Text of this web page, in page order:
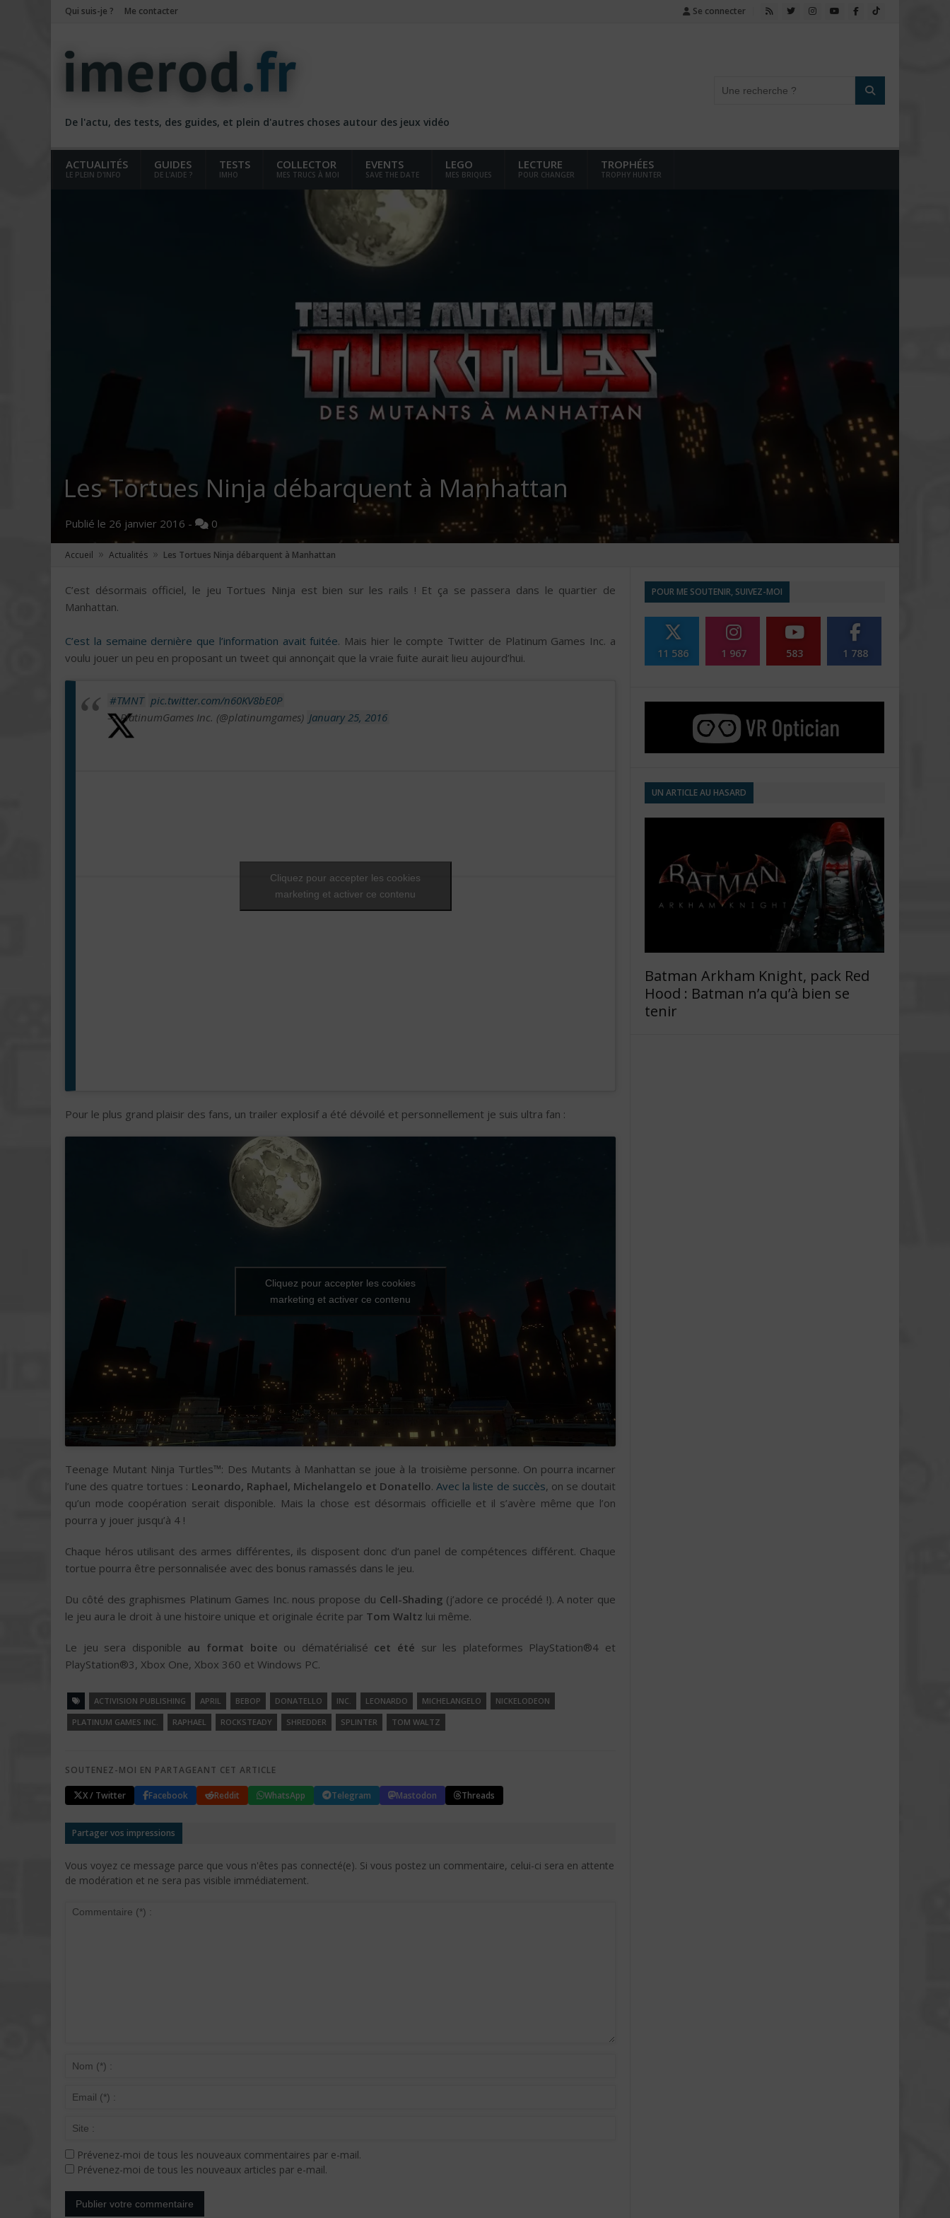
Qui suis-je ? Me contacter Se connecter
De l'actu, des tests, des guides, et plein d'autres choses autour des jeux vidéo
ACTUALITÉS
LE PLEIN D'INFO
GUIDES
DE L'AIDE ?
TESTS
IMHO
COLLECTOR
MES TRUCS À MOI
EVENTS
SAVE THE DATE
LEGO
MES BRIQUES
LECTURE
POUR CHANGER
TROPHÉES
TROPHY HUNTER
Les Tortues Ninja débarquent à Manhattan
Publié le 26 janvier 2016 - 0
Accueil » Actualités » Les Tortues Ninja débarquent à Manhattan
C’est désormais officiel, le jeu Tortues Ninja est bien sur les rails ! Et ça se passera dans le quartier de
Manhattan.
C’est la semaine dernière que l’information avait fuitée. Mais hier le compte Twitter de Platinum Games Inc. a
voulu jouer un peu en proposant un tweet qui annonçait que la vraie fuite aurait lieu aujourd’hui.
#TMNT pic.twitter.com/n60KV8bE0P
— PlatinumGames Inc. (@platinumgames) January 25, 2016
Cliquez pour accepter les cookies
marketing et activer ce contenu
Pour le plus grand plaisir des fans, un trailer explosif a été dévoilé et personnellement je suis ultra fan :
Cliquez pour accepter les cookies
marketing et activer ce contenu
Teenage Mutant Ninja Turtles™: Des Mutants à Manhattan se joue à la troisième personne. On pourra incarner
l’une des quatre tortues : Leonardo, Raphael, Michelangelo et Donatello.Avec la liste de succès, on se doutait
qu’un mode coopération serait disponible. Mais la chose est désormais officielle et il s’avère même que l’on
pourra y jouer jusqu’à 4 !
Chaque héros utilisant des armes différentes, ils disposent donc d’un panel de compétences différent. Chaque
tortue pourra être personnalisée avec des bonus ramassés dans le jeu.
Du côté des graphismes Platinum Games Inc. nous propose du Cell-Shading (j’adore ce procédé !). A noter que
le jeu aura le droit à une histoire unique et originale écrite par Tom Waltz lui même.
Le jeu sera disponible au format boite ou dématérialisé cet été sur les plateformes PlayStation®4 et
PlayStation®3, Xbox One, Xbox 360 et Windows PC.
ACTIVISION PUBLISHING APRIL BEBOP DONATELLO INC. LEONARDO MICHELANGELO
NICKELODEON
PLATINUM GAMES INC.
RAPHAEL ROCKSTEADY SHREDDER SPLINTER TOM WALTZ
SOUTENEZ-MOI EN PARTAGEANT CET ARTICLE
X / Twitter Facebook Reddit WhatsApp Telegram Mastodon Threads
Partager vos impressions
Vous voyez ce message parce que vous n'êtes pas connecté(e). Si vous postez un commentaire, celui-ci sera en attente
de modération et ne sera pas visible immédiatement.
Prévenez-moi de tous les nouveaux commentaires par e-mail.
Prévenez-moi de tous les nouveaux articles par e-mail.
POUR ME SOUTENIR, SUIVEZ-MOI
11 586 1 967 583 1 788
UN ARTICLE AU HASARD
Batman Arkham Knight, pack Red
Hood : Batman n’a qu’à bien se
tenir